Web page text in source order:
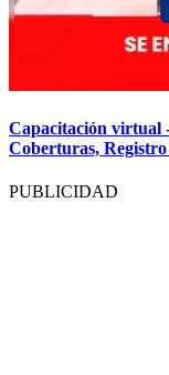
Capacitación virtual
Coberturas,
PUBLICIDAD